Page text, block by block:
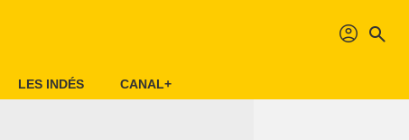
profil search
LES INDÉS CANAL+